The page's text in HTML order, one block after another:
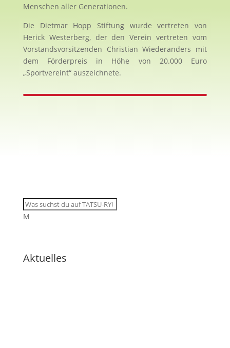
Menschen aller Generationen.
Die Dietmar Hopp Stiftung wurde vertreten von
Herick Westerberg, der den Verein vertreten vom
Vorstandsvorsitzenden Christian Wiederanders mit
dem Förderpreis in Höhe von 20.000 Euro
„Sportvereint“ auszeichnete.
Sie sehen gerade einen Platzhalterinhalt von
YouTube
. Um auf den eigentlichen Inhalt zuzugreifen, klicken Sie auf die Schaltfläche unten. Bitte beachten Sie, dass dabei Daten an Drittanbieter weitergegeben werden.
Mehr Informationen
Inhalt entsperren
Erforderlichen Service akzeptieren und Inhalte entsperren
M
Aktuelles